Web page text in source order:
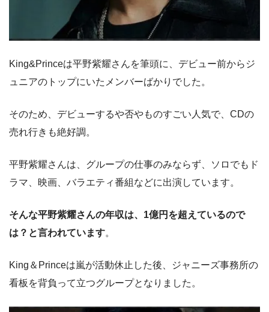
King&Princeは平野紫耀さんを筆頭に、デビュー前からジ
ュニアのトップにいたメンバーばかりでした。
そのため、デビューするや否やものすごい人気で、CDの
売れ行きも絶好調。
平野紫耀さんは、グループの仕事のみならず、ソロでもド
ラマ、映画、バラエティ番組などに出演しています。
そんな平野紫耀さんの年収は、1億円を超えているので
は？と言われています。
King＆Princeは嵐が活動休止した後、ジャニーズ事務所の
看板を背負って立つグループとなりました。